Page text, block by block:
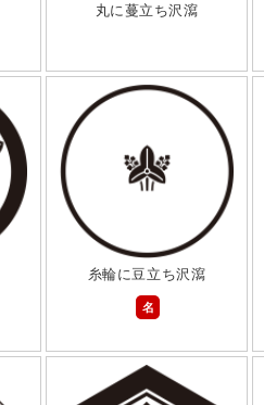
丸に蔓立ち沢瀉
糸輪に豆立ち沢瀉
名